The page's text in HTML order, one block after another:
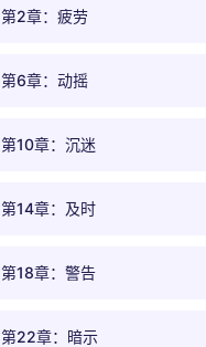
第2章：疲劳
第6章：动摇
第10章：沉迷
第14章：及时
第18章：警告
第22章：暗示